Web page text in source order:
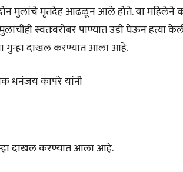
मुलांचे मृतदेह आढळून आले होते. या महिलेने
स्वतःबरोबर पाण्यात उडी घेऊन हत्या
गुन्हा दाखल करण्यात आला आहे.
धनंजय कापरे यांनी
दाखल करण्यात आला आहे.